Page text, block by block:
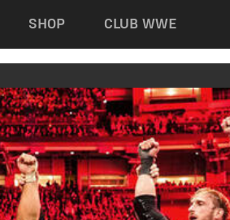
SHOP CLUB WWE